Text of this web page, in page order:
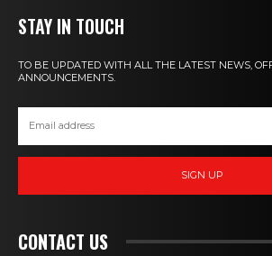
STAY IN TOUCH
TO BE UPDATED WITH ALL THE LATEST NEWS,
ANNOUNCEMENTS.
SIGN UP
CONTACT US